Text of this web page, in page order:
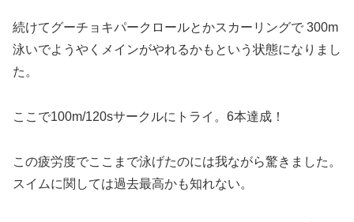
続けてグーチョキパークロールとかスカーリングで 300m
泳いでようやくメインがやれるかもという状態になりまし
た。
ここで100m/120sサークルにトライ。6本達成！
この疲労度でここまで泳げたのには我ながら驚きました。
スイムに関しては過去最高かも知れない。